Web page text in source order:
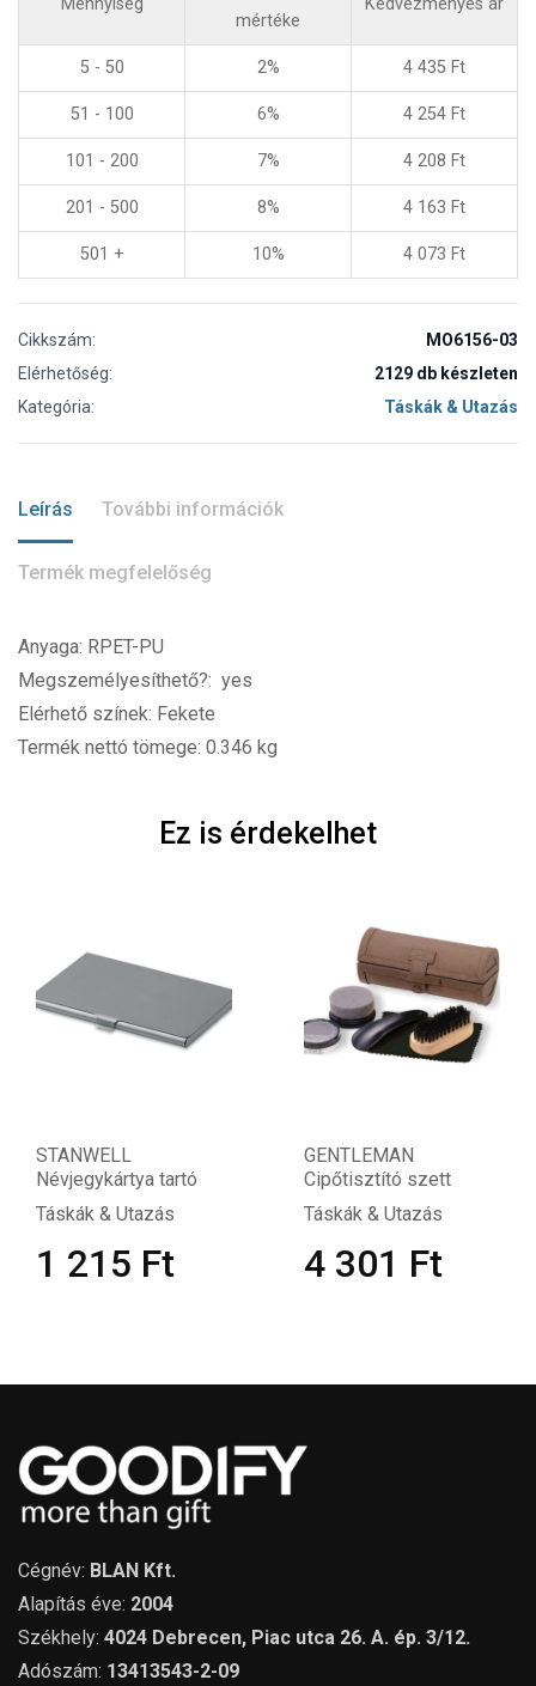
mértéke
5 - 50 2% 4 435 Ft
51 - 100 6% 4 254 Ft
101 - 200 7% 4 208 Ft
201 - 500 8% 4 163 Ft
501 + 10% 4 073 Ft
Cikkszám:
MO6156-03
Elérhetőség:
2129 db készleten
Kategória:
Táskák & Utazás
Leírás További információk
Termék megfelelőség
Anyaga: RPET-PU
Megszemélyesíthető?: yes
Elérhető színek: Fekete
Termék nettó tömege: 0.346 kg
Ez is érdekelhet
STANWELL
Névjegykártya tartó
Táskák & Utazás
1 215 Ft
GENTLEMAN
Cipőtisztító szett
Táskák & Utazás
4 301 Ft
Cégnév: BLAN Kft.
Alapítás éve: 2004
Székhely: 4024 Debrecen, Piac utca 26. A. ép. 3/12.
Adószám: 13413543-2-09